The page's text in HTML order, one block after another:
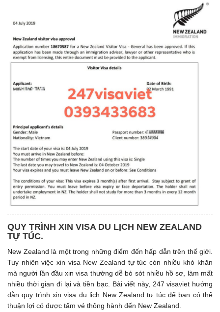
QUY TRÌNH XIN VISA DU LỊCH NEW ZEALAND
TỰ TÚC.
New Zealand là một trong những điểm đến hấp dẫn trên thế giới.
Tuy nhiên việc xin visa New Zealand tự túc còn nhiều khó khăn
mà người lần đầu xin visa thường dễ bỏ sót nhiều hồ sơ, làm mất
nhiều thời gian đi lại và tiền bạc. Bài viết này, 247 visaviet hướng
dẫn quy trình xin visa du lịch New Zealand tự túc để bạn có thể
thuận lợi có được tấm vé thông hành đến New Zealand.